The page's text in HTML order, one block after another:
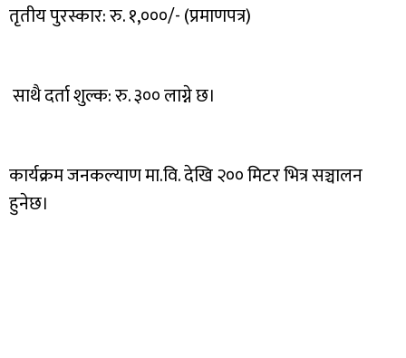
तृतीय पुरस्कार: रु. १,०००/- (प्रमाणपत्र)
साथै दर्ता शुल्क: रु. ३०० लाग्ने छ।
कार्यक्रम जनकल्याण मा.वि. देखि २०० मिटर भित्र सञ्चालन
हुनेछ।